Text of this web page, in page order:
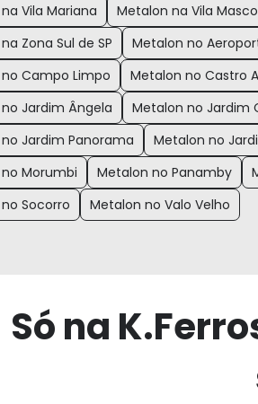
Vila Mariana
Metalon na Vila
Zona Sul de SP
Metalon no
Campo Limpo
Metalon no Castro
Jardim Ângela
Metalon no Jardim
Jardim Panorama
Metalon no
Morumbi
Metalon no Panamby
Socorro
Metalon no Valo Velho
Só na